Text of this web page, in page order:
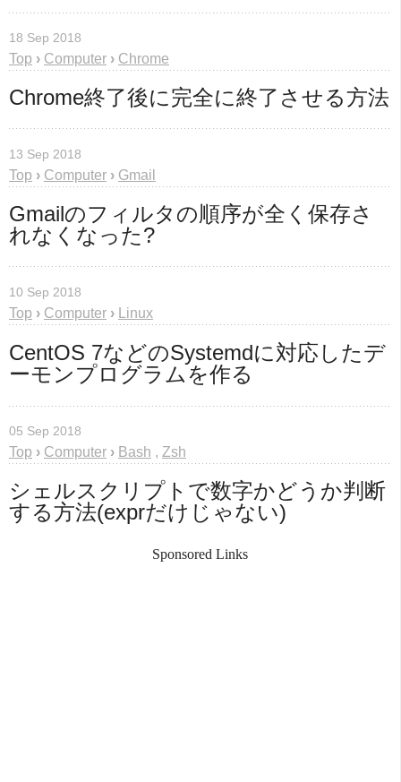
18 Sep 2018
Top › Computer › Chrome
Chrome終了後に完全に終了させる方法
13 Sep 2018
Top › Computer › Gmail
Gmailのフィルタの順序が全く保存さ
れなくなった?
10 Sep 2018
Top › Computer › Linux
CentOS 7などのSystemdに対応したデ
ーモンプログラムを作る
05 Sep 2018
Top › Computer › Bash , Zsh
シェルスクリプトで数字かどうか判断
する方法(exprだけじゃない)
Sponsored Links